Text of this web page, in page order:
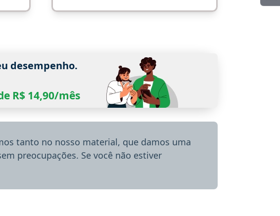
desempenho.
R$ 14,90/mês
tanto no nosso material, que damos uma
preocupações. Se você não estiver